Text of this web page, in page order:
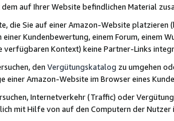
auf Ihrer Website befindlichen Material
die Sie auf einer Amazon-Website
Kundenbewertung, einem Forum, einem
verfügbaren Kontext) keine Partner-Links
den Vergütungskatalog zu umgehen
einer Amazon-Website im Browser eines
Internetverkehr (Traffic) oder
mit Hilfe von auf den Computern der